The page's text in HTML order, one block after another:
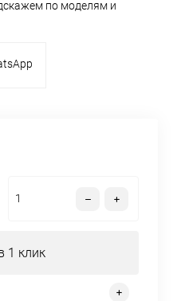
по моделям и
1 клик